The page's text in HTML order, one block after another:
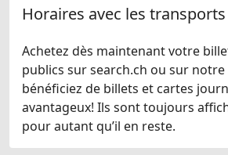
Horaires avec les
Achetez dès maintenant votre
publics sur search.ch ou sur
bénéficiez de billets et cartes
avantageux! Ils sont toujours
pour autant qu’il en reste.